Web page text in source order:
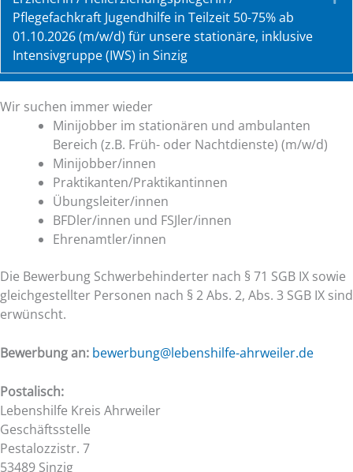
Pflegefachkraft Jugendhilfe in Teilzeit 50-75% ab
01.10.2026 (m/w/d) für unsere stationäre, inklusive
Intensivgruppe (IWS) in Sinzig
Wir suchen immer wieder
Minijobber im stationären und ambulanten
Bereich (z.B. Früh- oder Nachtdienste) (m/w/d)
Minijobber/innen
Praktikanten/Praktikantinnen
Übungsleiter/innen
BFDler/innen und FSJler/innen
Ehrenamtler/innen
Die Bewerbung Schwerbehinderter nach § 71 SGB IX sowie
gleichgestellter Personen nach § 2 Abs. 2, Abs. 3 SGB IX sind
erwünscht.
Bewerbung an: bewerbung@lebenshilfe-ahrweiler.de
Postalisch:
Lebenshilfe Kreis Ahrweiler
Geschäftsstelle
Pestalozzistr. 7
53489 Sinzig